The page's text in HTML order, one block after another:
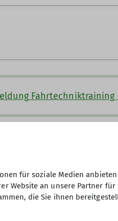
Fahrtechniktraining
für soziale Medien
an unsere Partner
die Sie ihnen